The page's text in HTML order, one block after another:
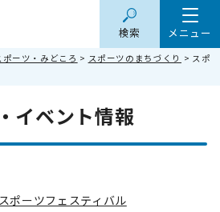
メニュー
検索
ポーツ・みどころ > スポーツのまちづくり > スポ
イベント情報
ポーツフェスティバル